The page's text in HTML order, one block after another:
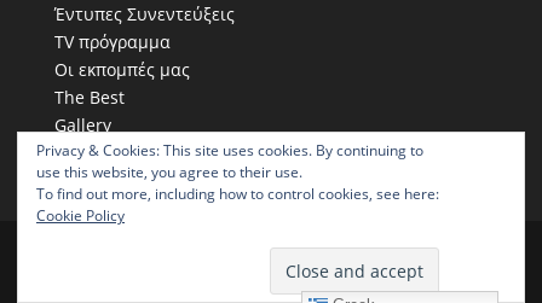
Έντυπες Συνεντεύξεις
TV πρόγραμμα
Οι εκπομπές μας
The Best
Gallery
Η παρουσία μας στα social
συνοικεσίων ΠΑΠΠΑΣ
Privacy & Cookies: This site uses cookies. By continuing to
use this website, you agree to their use.
To find out more, including how to control cookies, see here:
Cookie Policy